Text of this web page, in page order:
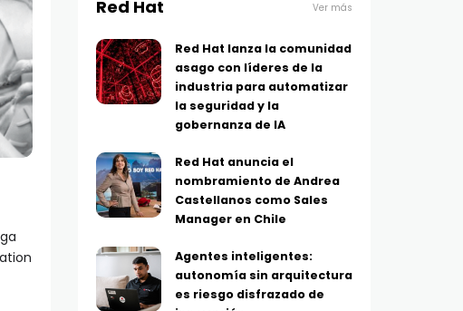
Red Hat Ver más
Red Hat lanza la comunidad
asago con líderes de la
industria para automatizar
la seguridad y la
gobernanza de IA
Red Hat anuncia el
nombramiento de Andrea
Castellanos como Sales
Manager en Chile
Agentes inteligentes:
autonomía sin arquitectura
es riesgo disfrazado de